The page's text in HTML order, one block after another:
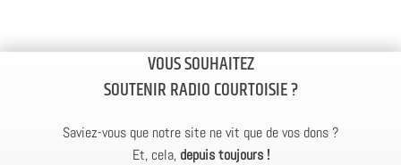
VOUS SOUHAITEZ
SOUTENIR RADIO COURTOISIE ?
Saviez-vous que notre site ne vit que de vos dons ?
Et, cela, depuis toujours !